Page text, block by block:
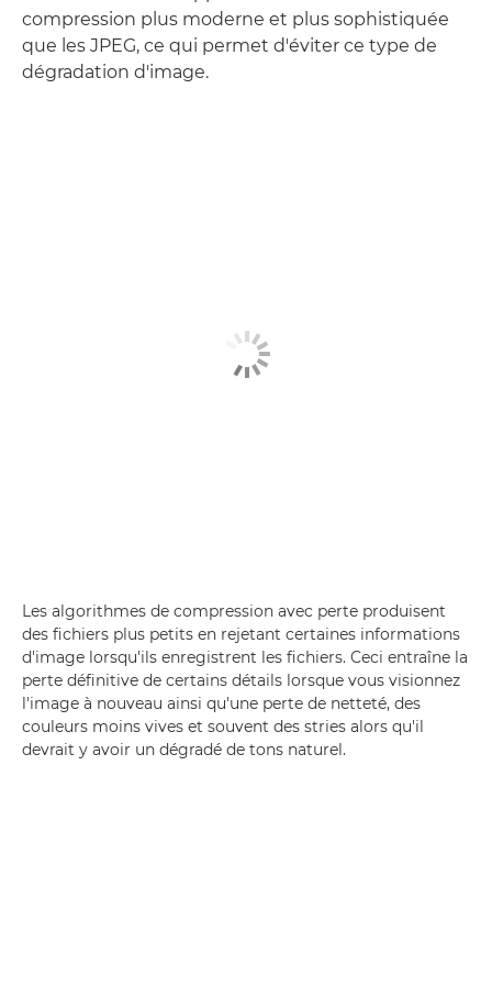
compression plus moderne et plus sophistiquée
que les JPEG, ce qui permet d'éviter ce type de
dégradation d'image.
Les algorithmes de compression avec perte produisent
des fichiers plus petits en rejetant certaines informations
d'image lorsqu'ils enregistrent les fichiers. Ceci entraîne la
perte définitive de certains détails lorsque vous visionnez
l'image à nouveau ainsi qu'une perte de netteté, des
couleurs moins vives et souvent des stries alors qu'il
devrait y avoir un dégradé de tons naturel.